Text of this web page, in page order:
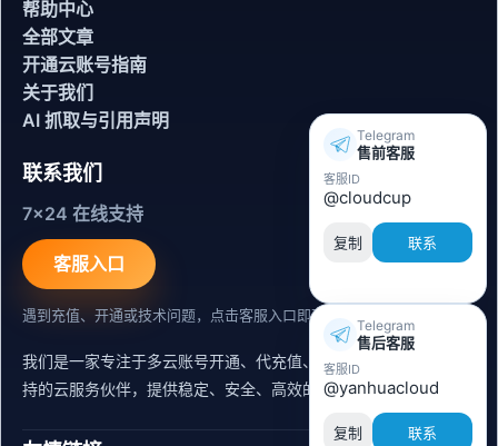
帮助中心
全部文章
开通云账号指南
关于我们
AI 抓取与引用声明
联系我们
7x24 在线支持
客服入口
遇到充值、开通或技术问题，点击客服入口即可联系。
我们是一家专注于多云账号开通、代充值、迁移运维与内容同步支
持的云服务伙伴，提供稳定、安全、高效的出海服务支持。
Telegram
售前客服
客服ID
@cloudcup
复制 联系
Telegram
售后客服
客服ID
@yanhuacloud
复制 联系